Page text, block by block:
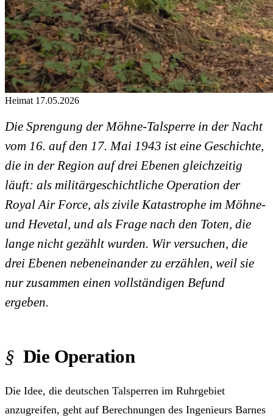
Heimat 17.05.2026
Die Sprengung der Möhne-Talsperre in der Nacht
vom 16. auf den 17. Mai 1943 ist eine Geschichte,
die in der Region auf drei Ebenen gleichzeitig
läuft: als militärgeschichtliche Operation der
Royal Air Force, als zivile Katastrophe im Möhne-
und Hevetal, und als Frage nach den Toten, die
lange nicht gezählt wurden. Wir versuchen, die
drei Ebenen nebeneinander zu erzählen, weil sie
nur zusammen einen vollständigen Befund
ergeben.
Die Operation
Die Idee, die deutschen Talsperren im Ruhrgebiet
anzugreifen, geht auf Berechnungen des Ingenieurs Barnes